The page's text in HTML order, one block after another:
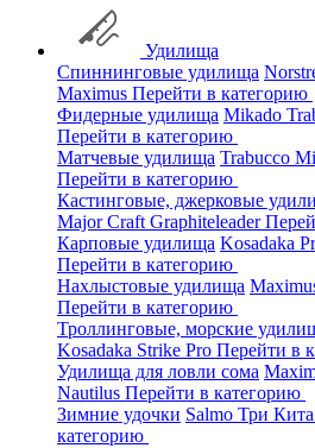
Удилища
Спиннинговые удилища
Maximus Перейти в категорию
Фидерные удилища Mikado
Перейти в категорию
Матчевые удилища Trabucco
Перейти в категорию
Кастинговые, джерковые
Major Craft Graphiteleader
Карповые удилища Kosadaka
Перейти в категорию
Нахлыстовые удилища
Перейти в категорию
Троллинговые, морские
Kosadaka Strike Pro Перейти в
Удилища для ловли сома
Nautilus Перейти в категорию
Зимние удочки Salmo Три Кита
категорию